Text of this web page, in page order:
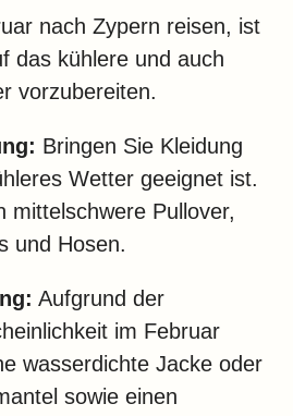
nach Zypern reisen, ist
das kühlere und auch
vorzubereiten.
Bringen Sie Kleidung
Wetter geeignet ist.
mittelschwere Pullover,
und Hosen.
Aufgrund der
im Februar
wasserdichte Jacke oder
sowie einen